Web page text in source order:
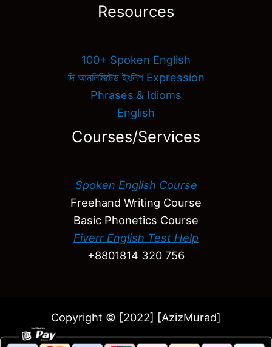
Resources
100+ Spoken English
দি আনলিমিটেড ইংলিশ Expression
Phrases & Idioms
English
Courses/Services
Spoken English Course
Freehand Writing Course
Basic Phonetics Course
Fiverr English Test Help
+8801814 320 756
Copyright © [2022] [AzizMurad]